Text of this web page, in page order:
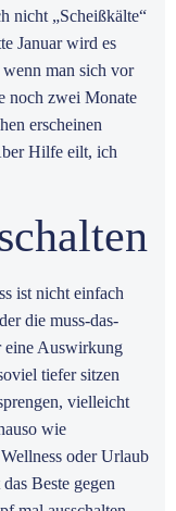
nicht „Scheißkälte“
Januar wird es
man sich vor
noch zwei Monate
erscheinen
Hilfe eilt, ich
ist nicht einfach
die muss-das-
eine Auswirkung
tiefer sitzen
vielleicht
wie
oder Urlaub
Beste gegen